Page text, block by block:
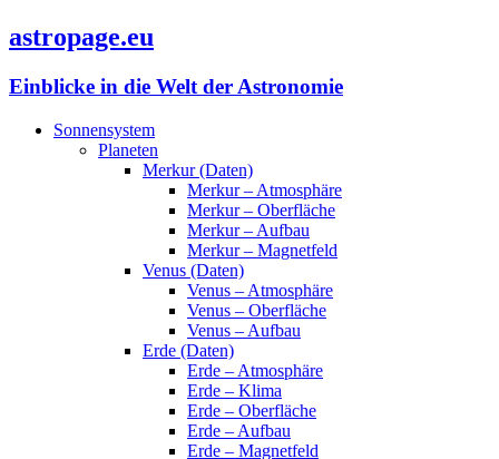
astropage.eu
Einblicke in die Welt der Astronomie
Sonnensystem
Planeten
Merkur (Daten)
Merkur – Atmosphäre
Merkur – Oberfläche
Merkur – Aufbau
Merkur – Magnetfeld
Venus (Daten)
Venus – Atmosphäre
Venus – Oberfläche
Venus – Aufbau
Erde (Daten)
Erde – Atmosphäre
Erde – Klima
Erde – Oberfläche
Erde – Aufbau
Erde – Magnetfeld